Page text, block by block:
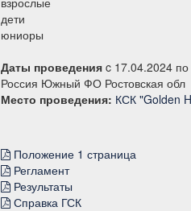
дети
юниоры
Даты проведения c 17.04.2024
Россия Южный ФО Ростовская обл
Место проведения: КСК "Golden
Положение 1 страница
Регламент
Результаты
Справка ГСК